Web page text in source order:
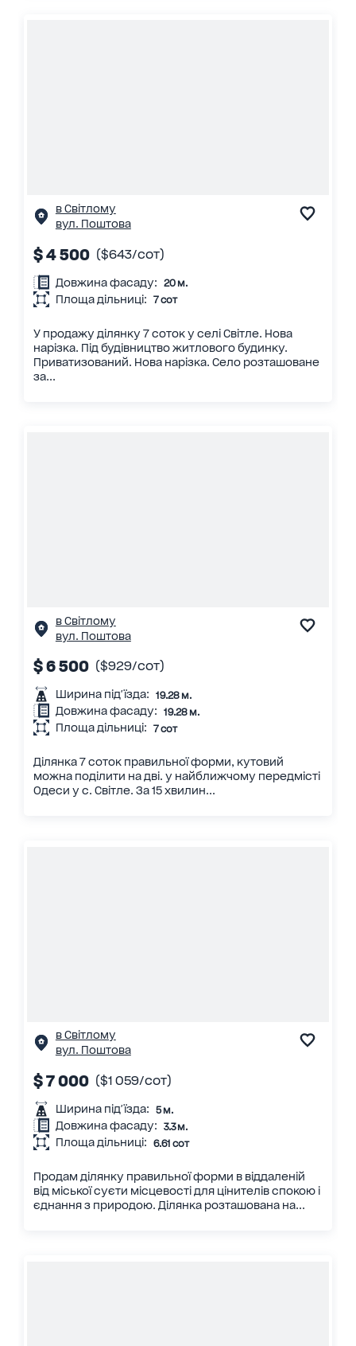
в Світлому
вул. Поштова
$ 4 500 ($643/сот)
Довжина фасаду: 20 м.
Площа дільниці: 7 сот
У продажу ділянку 7 соток у селі Світле. Нова
нарізка. Під будівництво житлового будинку.
Приватизований. Нова нарізка. Село розташоване
за...
в Світлому
вул. Поштова
$ 6 500 ($929/сот)
Ширина під'їзда: 19.28 м.
Довжина фасаду: 19.28 м.
Площа дільниці: 7 сот
Ділянка 7 соток правильної форми, кутовий
можна поділити на дві. у найближчому передмісті
Одеси у с. Світле. За 15 хвилин...
в Світлому
вул. Поштова
$ 7 000 ($1 059/сот)
Ширина під'їзда: 5 м.
Довжина фасаду: 3.3 м.
Площа дільниці: 6.61 сот
Продам ділянку правильної форми в віддаленій
від міської суєти місцевості для цінителів спокою і
єднання з природою. Ділянка розташована на...